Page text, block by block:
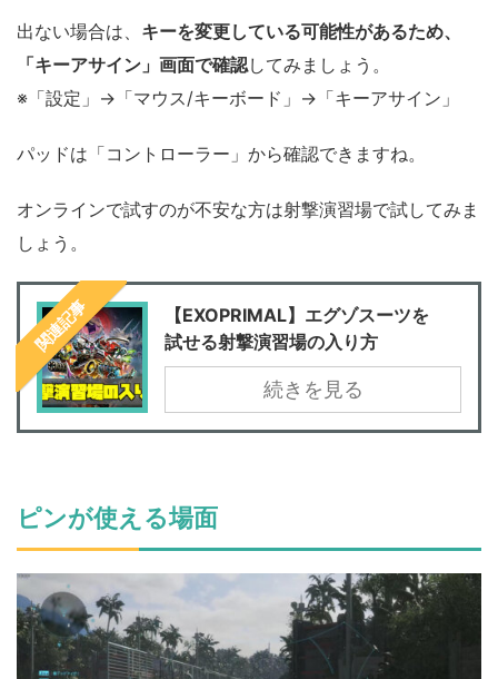
出ない場合は、 キーを変更している可能性があるため、
「キーアサイン」画面で確認してみましょう。
※「設定」→「マウス/キーボード」→「キーアサイン」
パッドは「コントローラー」から確認できますね。
オンラインで試すのが不安な方は射撃演習場で試してみま
しょう。
関連記事
【EXOPRIMAL】エグゾスーツを
試せる射撃演習場の入り方
続きを見る
ピンが使える場面